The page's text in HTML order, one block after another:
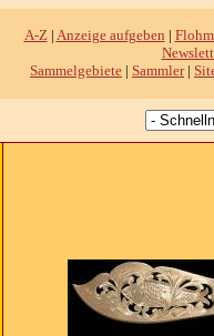
A-Z| Anzeige aufgeben |
Sammelgebiete | Sammler|